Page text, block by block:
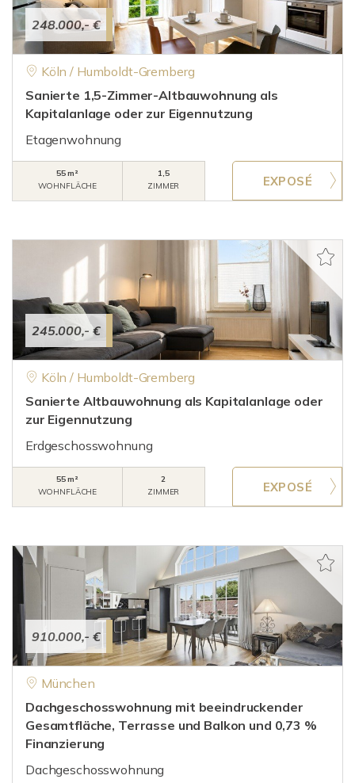
248.000,- €
Köln / Humboldt-Gremberg
Sanierte 1,5-Zimmer-Altbauwohnung als
Kapitalanlage oder zur Eigennutzung
Etagenwohnung
55 m²
WOHNFLÄCHE
1,5
ZIMMER
245.000,- €
Köln / Humboldt-Gremberg
Sanierte Altbauwohnung als Kapitalanlage oder
zur Eigennutzung
Erdgeschosswohnung
55 m²
WOHNFLÄCHE
2
ZIMMER
910.000,- €
München
Dachgeschosswohnung mit beeindruckender
Gesamtfläche, Terrasse und Balkon und 0,73 %
Finanzierung
Dachgeschosswohnung